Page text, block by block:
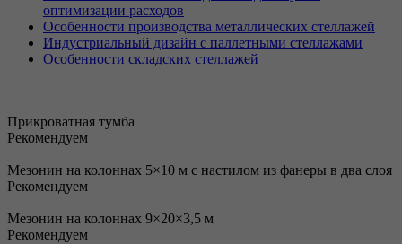
оптимизации расходов
Особенности производства металлических стеллажей
Индустриальный дизайн с паллетными стеллажами
Особенности складских стеллажей
Прикроватная тумба
Рекомендуем
Мезонин на колоннах 5×10 м с настилом из фанеры в два слоя
Рекомендуем
Мезонин на колоннах 9×20×3,5 м
Рекомендуем